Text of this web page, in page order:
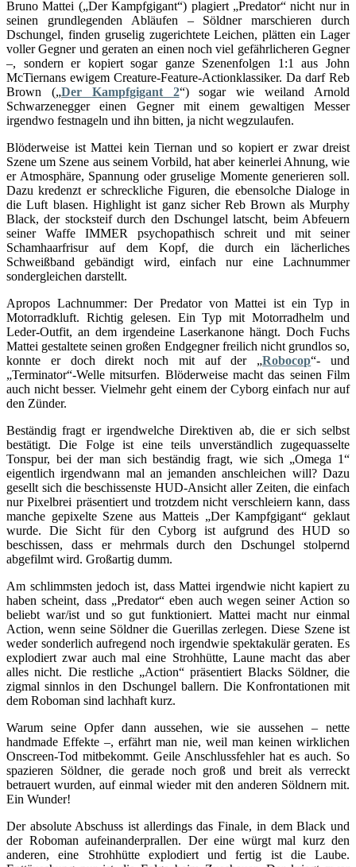
Bruno Mattei („Der Kampfgigant“) plagiert „Predator“ nicht nur in
seinen grundlegenden Abläufen – Söldner marschieren durch
Dschungel, finden gruselig zugerichtete Leichen, plätten ein Lager
voller Gegner und geraten an einen noch viel gefährlicheren Gegner
–, sondern er kopiert sogar ganze Szenenfolgen 1:1 aus John
McTiernans ewigem Creature-Feature-Actionklassiker. Da darf Reb
Brown („Der Kampfgigant 2“) sogar wie weiland Arnold
Schwarzenegger einen Gegner mit einem gewaltigen Messer
irgendwo festnageln und ihn bitten, ja nicht wegzulaufen.
Blöderweise ist Mattei kein Tiernan und so kopiert er zwar dreist
Szene um Szene aus seinem Vorbild, hat aber keinerlei Ahnung, wie
er Atmosphäre, Spannung oder gruselige Momente generieren soll.
Dazu kredenzt er schreckliche Figuren, die ebensolche Dialoge in
die Luft blasen. Highlight ist ganz sicher Reb Brown als Murphy
Black, der stocksteif durch den Dschungel latscht, beim Abfeuern
seiner Waffe IMMER psychopathisch schreit und mit seiner
Schamhaarfrisur auf dem Kopf, die durch ein lächerliches
Schweißband gebändigt wird, einfach nur eine Lachnummer
sondergleichen darstellt.
Apropos Lachnummer: Der Predator von Mattei ist ein Typ in
Motorradkluft. Richtig gelesen. Ein Typ mit Motorradhelm und
Leder-Outfit, an dem irgendeine Laserkanone hängt. Doch Fuchs
Mattei gestaltete seinen großen Endgegner freilich nicht grundlos so,
konnte er doch direkt noch mit auf der „Robocop“- und
„Terminator“-Welle mitsurfen. Blöderweise macht das seinen Film
auch nicht besser. Vielmehr geht einem der Cyborg einfach nur auf
den Zünder.
Beständig fragt er irgendwelche Direktiven ab, die er sich selbst
bestätigt. Die Folge ist eine teils unverständlich zugequasselte
Tonspur, bei der man sich beständig fragt, wie sich „Omega 1“
eigentlich irgendwann mal an jemanden anschleichen will? Dazu
gesellt sich die beschissenste HUD-Ansicht aller Zeiten, die einfach
nur Pixelbrei präsentiert und trotzdem nicht verschleiern kann, dass
manche gepixelte Szene aus Matteis „Der Kampfgigant“ geklaut
wurde. Die Sicht für den Cyborg ist aufgrund des HUD so
beschissen, dass er mehrmals durch den Dschungel stolpernd
abgefilmt wird. Großartig dumm.
Am schlimmsten jedoch ist, dass Mattei irgendwie nicht kapiert zu
haben scheint, dass „Predator“ eben auch wegen seiner Action so
beliebt war/ist und so gut funktioniert. Mattei macht nur einmal
Action, wenn seine Söldner die Guerillas zerlegen. Diese Szene ist
weder sonderlich aufregend noch irgendwie spektakulär geraten. Es
explodiert zwar auch mal eine Strohhütte, Laune macht das aber
alles nicht. Die restliche „Action“ präsentiert Blacks Söldner, die
zigmal sinnlos in den Dschungel ballern. Die Konfrontationen mit
dem Roboman sind lachhaft kurz.
Warum seine Opfer dann aussehen, wie sie aussehen – nette
handmade Effekte –, erfährt man nie, weil man keinen wirklichen
Onscreen-Tod mitbekommt. Geile Anschlussfehler hat es auch. So
spazieren Söldner, die gerade noch groß und breit als verreckt
betrauert wurden, auf einmal wieder mit den anderen Söldnern mit.
Ein Wunder!
Der absolute Abschuss ist allerdings das Finale, in dem Black und
der Roboman aufeinanderprallen. Der eine würgt mal kurz den
anderen, eine Strohhütte explodiert und fertig ist die Laube.